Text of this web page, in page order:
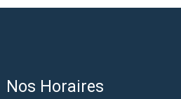
Nos Horaires